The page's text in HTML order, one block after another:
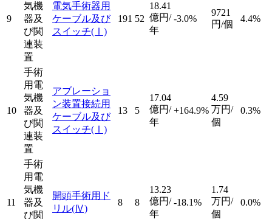
9
気機
器及
び関
連装
置
電気手術器用
ケーブル及び
スイッチ(Ⅰ)
191 52
18.41
億円/
年
-3.0%
9721
円/個
4.4%
10
手術
用電
気機
器及
び関
連装
置
アブレーショ
ン装置接続用
ケーブル及び
スイッチ(Ⅰ)
13 5
17.04
億円/
年
+164.9%
4.59
万円/
個
0.3%
11
手術
用電
気機
器及
び関
開頭手術用ド
リル(Ⅳ)
8 8
13.23
億円/
年
-18.1%
1.74
万円/
個
0.0%